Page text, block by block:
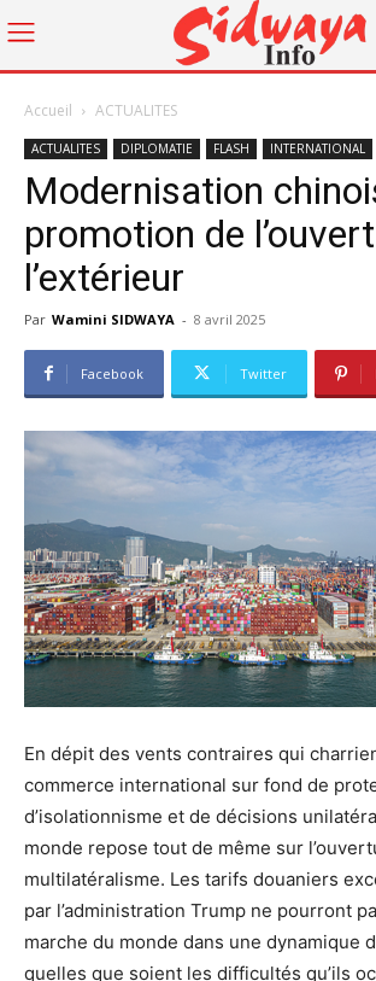
Accueil ACTUALITES
ACTUALITES DIPLOMATIE FLASH INTERNATIONAL
Modernisation
promotion de
l’extérieur
Par Wamini SIDWAYA - 8 avril 2025
Facebook Twitter
En dépit des vents contraires qui
commerce international sur fond de
d’isolationnisme et de décisions
monde repose tout de même sur
multilatéralisme. Les tarifs douaniers
par l’administration Trump ne pourront
marche du monde dans une dynamique
quelles que soient les difficultés qu’ils